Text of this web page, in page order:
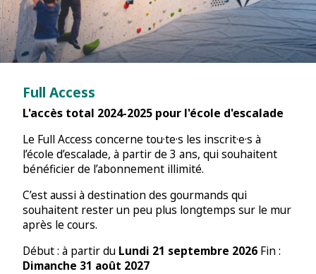
Full Access
L'accès total 2024-2025 pour l'école d'escalade
Le Full Access concerne tou·te·s les inscrit·e·s à
l’école d’escalade, à partir de 3 ans, qui souhaitent
bénéficier de l’abonnement illimité.
C’est aussi à destination des gourmands qui
souhaitent rester un peu plus longtemps sur le mur
après le cours.
Début : à partir du Lundi 21 septembre 2026 Fin :
Dimanche 31 août 2027